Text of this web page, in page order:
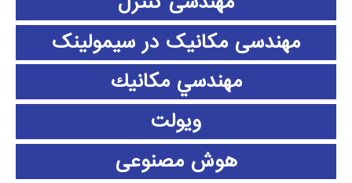
مهندسی مکانیک در سیمولینک
مهندسي مكانيك
ویولت
هوش مصنوعی